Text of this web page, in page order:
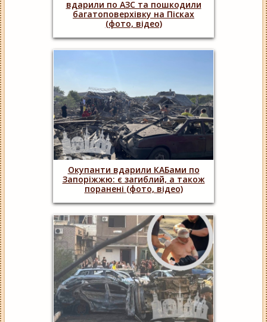
вдарили по АЗС та пошкодили
багатоповерхівку на Пісках
(фото, відео)
Окупанти вдарили КАБами по
Запоріжжю: є загиблий, а також
поранені (фото, відео)